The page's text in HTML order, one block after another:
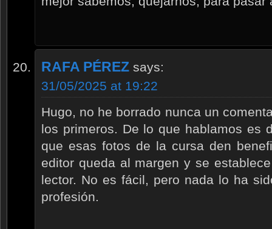
RAFA PÉREZ says:
31/05/2025 at 19:22
Hugo, no he borrado nunca un
los primeros. De lo que hablamos es
que esas fotos de la cursa den
editor queda al margen y se
lector. No es fácil, pero nada lo ha
profesión.